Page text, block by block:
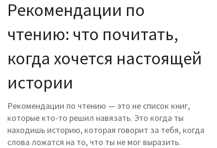
Рекомендации по
чтению: что почитать,
когда хочется настоящей
истории
Рекомендации по чтению — это не список книг,
которые кто-то решил навязать. Это когда ты
находишь историю, которая говорит за тебя, когда
слова ложатся на то, что ты не мог выразить.